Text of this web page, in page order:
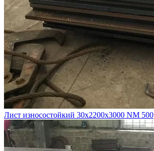
Лист износостойкий 30х2200х3000 NM 500